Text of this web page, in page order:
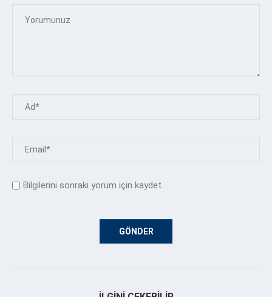
Bilgilerini sonraki yorum için kaydet.